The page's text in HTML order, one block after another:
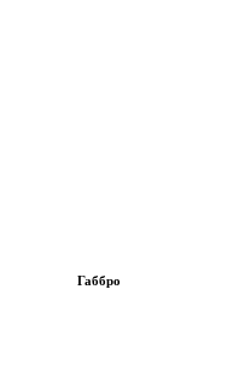
Габбро